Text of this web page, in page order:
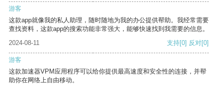
游客
这款app就像我的私人助理，随时随地为我的办公提供帮助。我经常需要
查找资料，这款app的搜索功能非常强大，能够快速找到我需要的信息。
2024-08-11
支持[0] 反对[0]
游客
这款加速器VPM应用程序可以给你提供最高速度和安全性的连接，并帮
助你在网络上自由移动。